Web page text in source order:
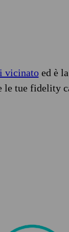
vicinatoed è
tue fidelity